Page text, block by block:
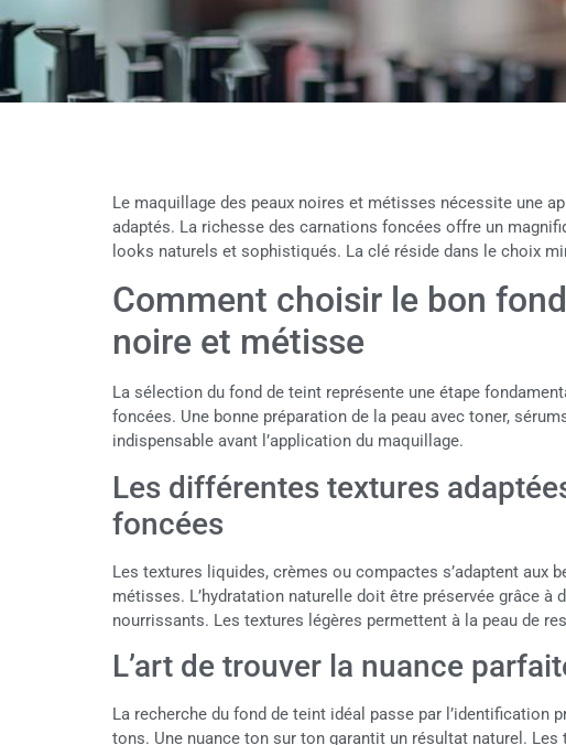
Le maquillage des peaux noires et métisses nécessite une
adaptés. La richesse des carnations foncées offre un
looks naturels et sophistiqués. La clé réside dans le choix
Comment choisir le bon
noire et métisse
La sélection du fond de teint représente une étape
foncées. Une bonne préparation de la peau avec toner,
indispensable avant l’application du maquillage.
Les différentes textures
foncées
Les textures liquides, crèmes ou compactes s’adaptent aux
métisses. L’hydratation naturelle doit être préservée grâce à
nourrissants. Les textures légères permettent à la peau de
L’art de trouver la nuance
La recherche du fond de teint idéal passe par l’identification
tons. Une nuance ton sur ton garantit un résultat naturel.